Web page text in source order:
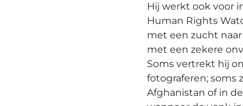
Hij werkt ook voor
Human Rights
met een zucht
met een zekere
Soms vertrekt hij
fotograferen; soms
Afghanistan of in